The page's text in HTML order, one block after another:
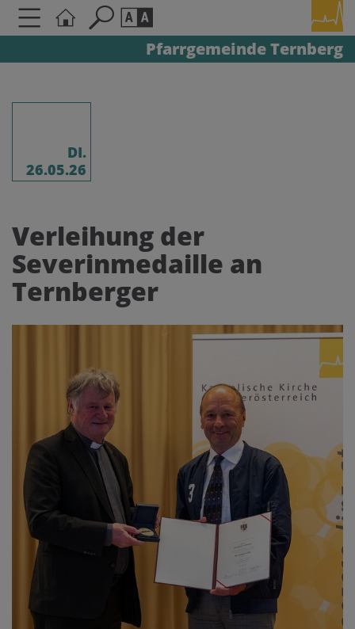
Pfarrgemeinde Ternberg
Schriftgröße
AA
A A A A A
DI.
26.05.26
Verleihung der
Severinmedaille an
Ternberger